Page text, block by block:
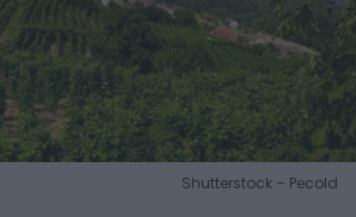
Shutterstock – Pecold